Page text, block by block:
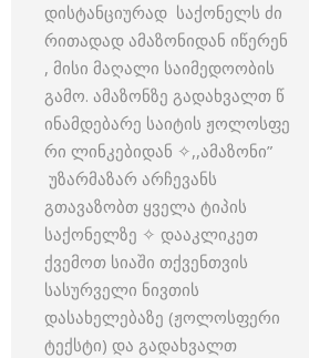
დისტანციურად საქონელს ძი
რითადად ამაზონიდან იწერენ
, მისი მაღალი საიმედოობის
გამო. ამაზონზე გადახვალთ წ
ინამდებარე საიტის ჟოლოსფე
რი ლინკებიდან ✧,,ამაზონი”
უზარმაზარ არჩევანს
გთავაზობთ ყველა ტიპის
საქონელზე ✧ დააკლიკეთ
ქვემოთ სიაში თქვენთვის
სასურველი ნივთის
დასახელებაზე (ჟოლოსფერი
ტექსტი) და გადახვალთ